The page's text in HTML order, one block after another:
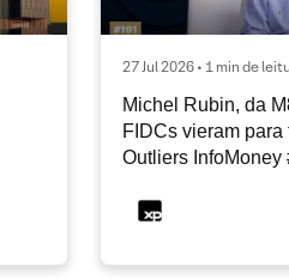
27 Jul 2026 • 1 min de
Michel Rubin, da
FIDCs vieram para
Outliers InfoMoney